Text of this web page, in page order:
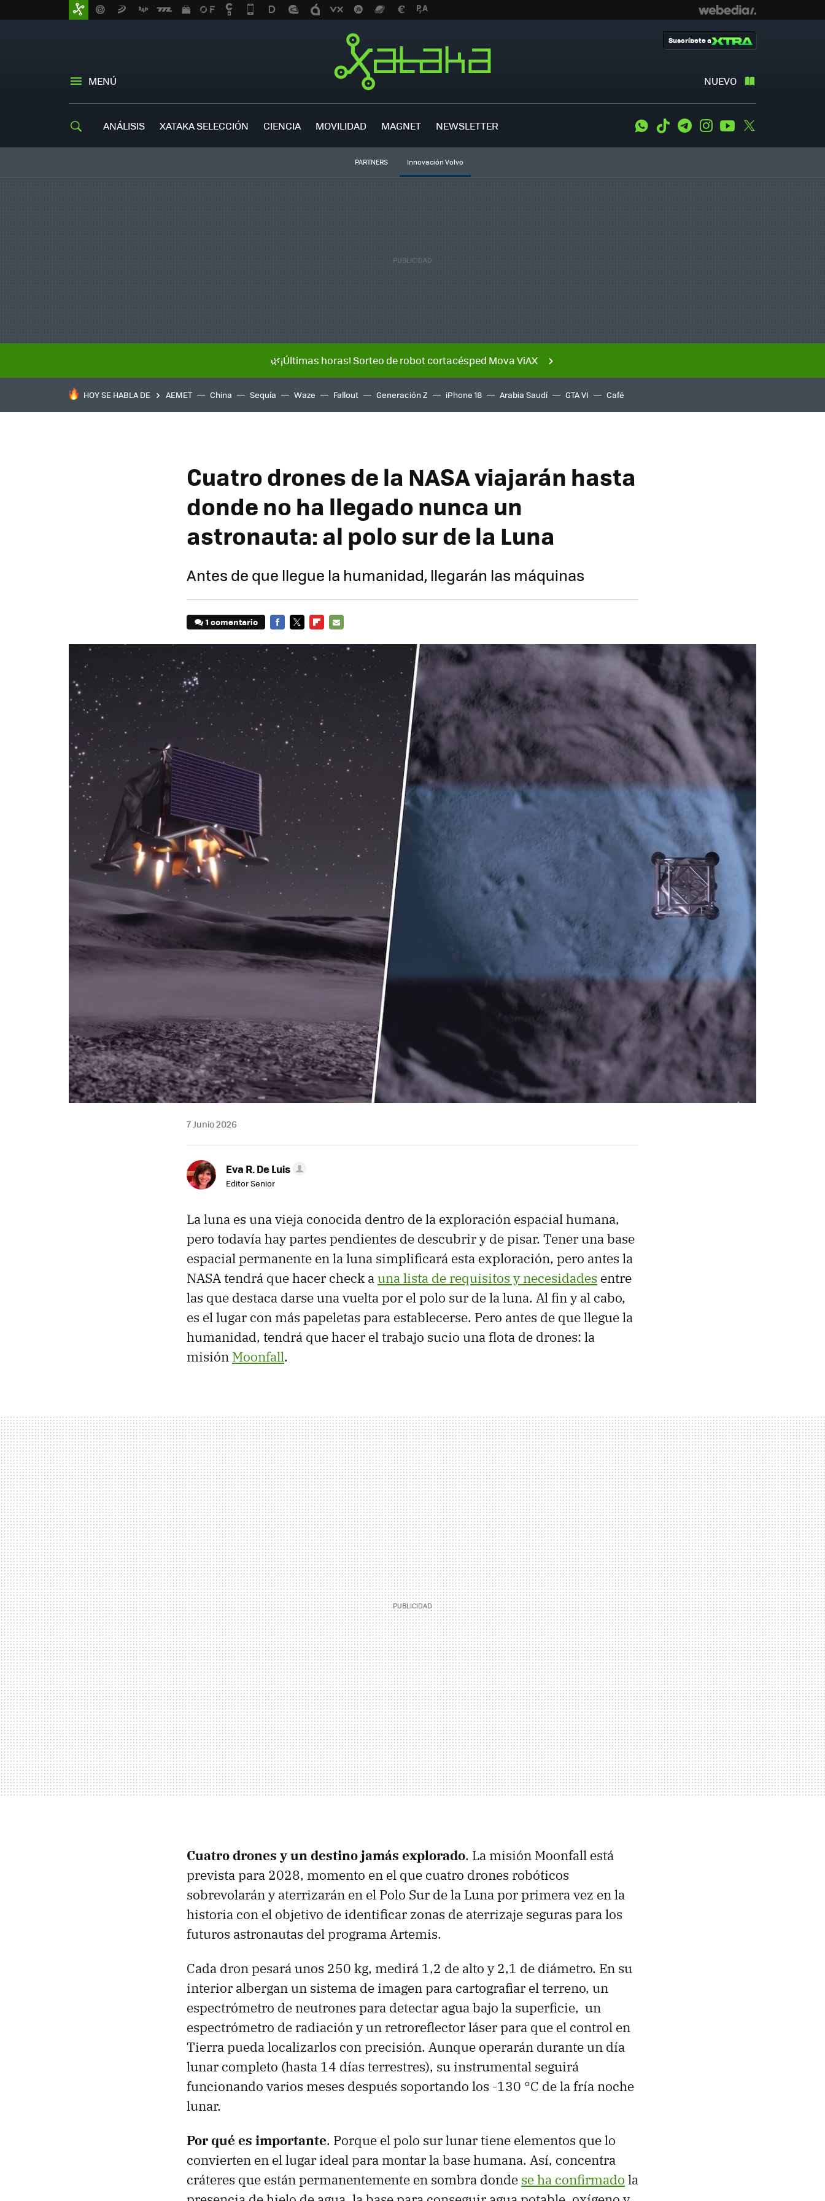
MENÚ NUEVO
Suscríbete a
ANÁLISIS XATAKA SELECCIÓN CIENCIA MOVILIDAD MAGNET NEWSLETTER WhatsApp
Tiktok TelegramInstagramYoutube
PARTNERS Innovación Volvo
🌿¡Últimas horas! Sorteo de robot cortacésped Mova ViAX
HOY SE HABLA DE AEMET China Sequía Waze Fallout Generación Z iPhone 18 Arabia Saudí GTA VI Café
Cuatro drones de la NASA viajarán hasta
donde no ha llegado nunca un
astronauta: al polo sur de la Luna
Antes de que llegue la humanidad, llegarán las máquinas
1 comentario
MAIL
7 Junio 2026
Eva R. De Luis
Editor Senior
La luna es una vieja conocida dentro de la exploración espacial humana,
pero todavía hay partes pendientes de descubrir y de pisar. Tener una base
espacial permanente en la luna simplificará esta exploración, pero antes la
NASA tendrá que hacer check auna lista de requisitos y necesidades entre
las que destaca darse una vuelta por el polo sur de la luna. Al fin y al cabo,
es el lugar con más papeletas para establecerse. Pero antes de que llegue la
humanidad, tendrá que hacer el trabajo sucio una flota de drones: la
misión Moonfall.
Cuatro drones y un destino jamás explorado. La misión Moonfall está
prevista para 2028, momento en el que cuatro drones robóticos
sobrevolarán y aterrizarán en el Polo Sur de la Luna por primera vez en la
historia con el objetivo de identificar zonas de aterrizaje seguras para los
futuros astronautas del programa Artemis.
Cada dron pesará unos 250 kg, medirá 1,2 de alto y 2,1 de diámetro. En su
interior albergan un sistema de imagen para cartografiar el terreno, un
espectrómetro de neutrones para detectar agua bajo la superficie, un
espectrómetro de radiación y un retroreflector láser para que el control en
Tierra pueda localizarlos con precisión. Aunque operarán durante un día
lunar completo (hasta 14 días terrestres), su instrumental seguirá
funcionando varios meses después soportando los -130 °C de la fría noche
lunar.
Por qué es importante. Porque el polo sur lunar tiene elementos que lo
convierten en el lugar ideal para montar la base humana. Así, concentra
cráteres que están permanentemente en sombra donde se ha confirmado la